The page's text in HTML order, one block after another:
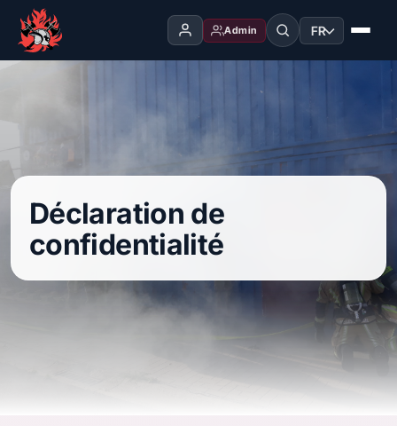
Admin FR
Déclaration de
confidentialité